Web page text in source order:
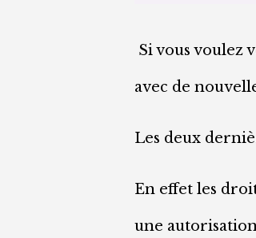
Si vous voulez
avec de
Les deux
En effet les
une